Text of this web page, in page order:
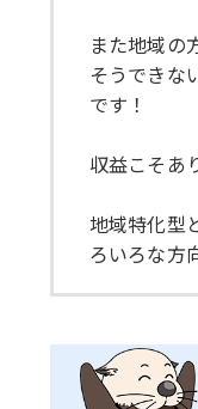
また地域の
そうできな
です！
収益こそあ
地域特化型
ろいろな方